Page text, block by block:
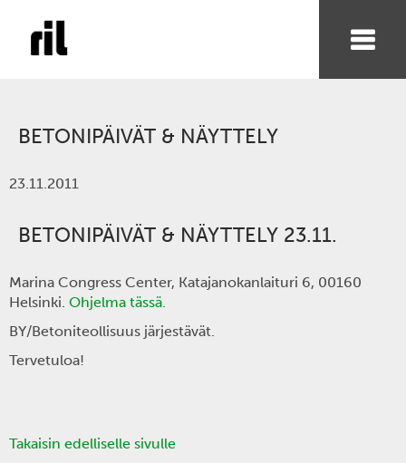
BETONIPÄIVÄT & NÄYTTELY
23.11.2011
BETONIPÄIVÄT & NÄYTTELY 23.11.
Marina Congress Center, Katajanokanlaituri 6, 00160
Helsinki. Ohjelma tässä.
BY/Betoniteollisuus järjestävät.
Tervetuloa!
Takaisin edelliselle sivulle